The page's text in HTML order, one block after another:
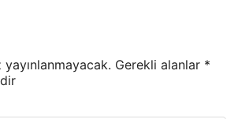
Gerekli alanlar *